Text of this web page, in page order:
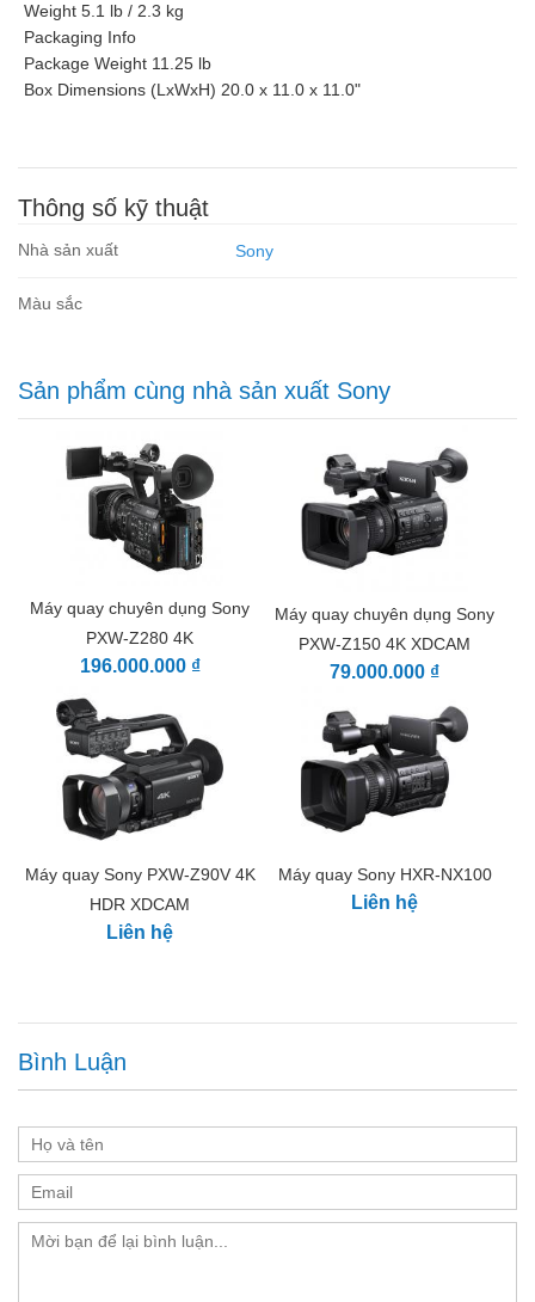
Weight 5.1 lb / 2.3 kg
Packaging Info
Package Weight 11.25 lb
Box Dimensions (LxWxH) 20.0 x 11.0 x 11.0"
Thông số kỹ thuật
Nhà sản xuất Sony
Màu sắc
Sản phẩm cùng nhà sản xuất Sony
Máy quay chuyên dụng Sony
PXW-Z280 4K
196.000.000 ₫
Máy quay chuyên dụng Sony
PXW-Z150 4K XDCAM
79.000.000 ₫
Máy quay Sony PXW-Z90V 4K
HDR XDCAM
Liên hệ
Máy quay Sony HXR-NX100
Liên hệ
Bình Luận